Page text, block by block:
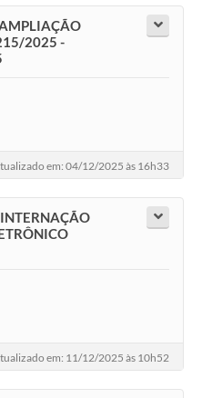
2025 -
em: 04/12/2025 às 16h33
em: 11/12/2025 às 10h52